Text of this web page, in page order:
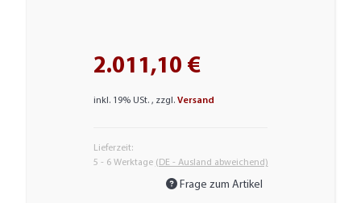
2.011,10 €
inkl. 19% USt. , zzgl. Versand
Lieferzeit:
5 - 6 Werktage (DE - Ausland abweichend)
Frage zum Artikel